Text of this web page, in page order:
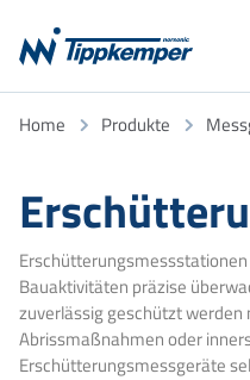
überspringen
Produkte
Kalibrierung/Eichung
Support
Kontakt
TELEFON
Suchbegriffe
Home Produkte
Bauaktivitäten präzise
zuverlässig geschützt
Abrissmaßnahmen oder
Erschütterungsmessgeräte